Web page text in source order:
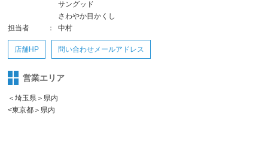
サングッド
さわやか目かくし
担当者
： 中村
店舗HP 問い合わせメールアドレス
営業エリア
＜埼玉県＞県内
<東京都＞県内